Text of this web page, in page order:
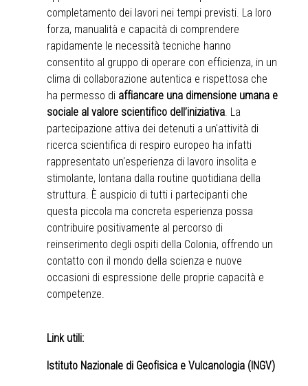
completamento dei lavori nei tempi previsti. La loro
forza, manualità e capacità di comprendere
rapidamente le necessità tecniche hanno
consentito al gruppo di operare con efficienza, in un
clima di collaborazione autentica e rispettosa che
ha permesso di affiancare una dimensione umana e
sociale al valore scientifico dell’iniziativa. La
partecipazione attiva dei detenuti a un'attività di
ricerca scientifica di respiro europeo ha infatti
rappresentato un'esperienza di lavoro insolita e
stimolante, lontana dalla routine quotidiana della
struttura. È auspicio di tutti i partecipanti che
questa piccola ma concreta esperienza possa
contribuire positivamente al percorso di
reinserimento degli ospiti della Colonia, offrendo un
contatto con il mondo della scienza e nuove
occasioni di espressione delle proprie capacità e
competenze.
Link utili:
Istituto Nazionale di Geofisica e Vulcanologia (INGV)